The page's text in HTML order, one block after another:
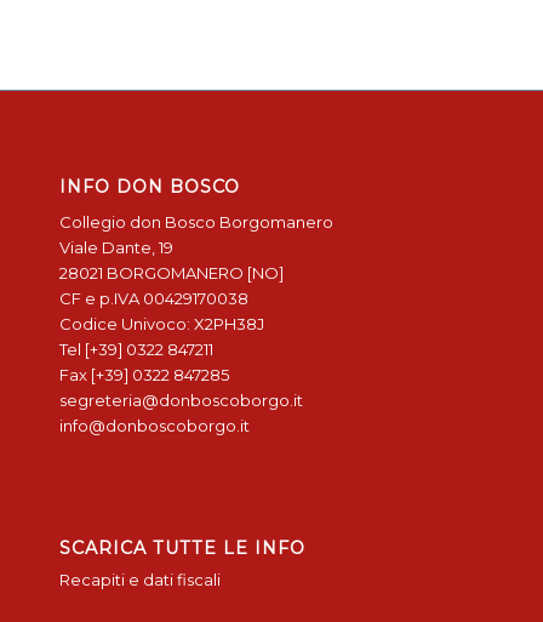
INFO DON BOSCO
Collegio don Bosco Borgomanero
Viale Dante, 19
28021 BORGOMANERO [NO]
CF e p.IVA 00429170038
Codice Univoco: X2PH38J
Tel [+39] 0322 847211
Fax [+39] 0322 847285
segreteria@donboscoborgo.it
info@donboscoborgo.it
SCARICA TUTTE LE INFO
Recapiti e dati fiscali